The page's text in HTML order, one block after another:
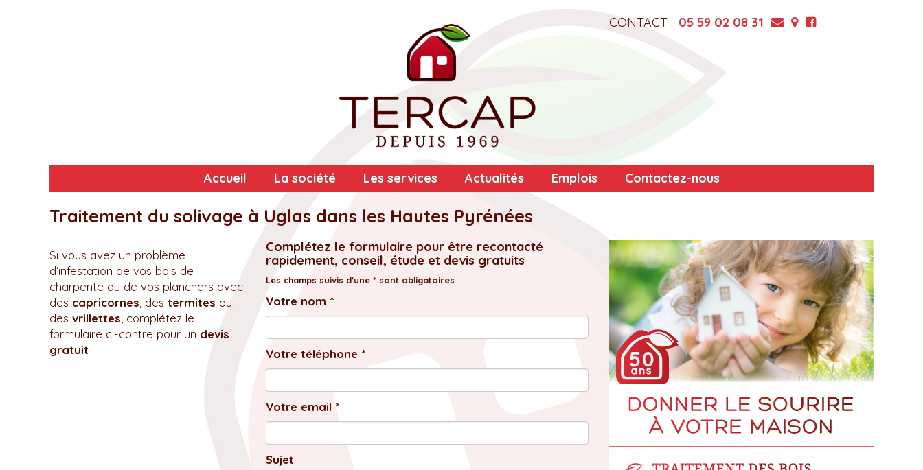
CONTACT : 05 59 02 08 31
Accueil La société Les services Actualités Emplois Contactez-nous
Traitement du solivage à Uglas dans les Hautes Pyrénées
Si vous avez un problème
d’infestation de vos bois de
charpente ou de vos planchers avec
des capricornes , des termites ou
des vrillettes , complétez le
formulaire ci-contre pour un devis
gratuit
Complétez le formulaire pour être recontacté
rapidement, conseil, étude et devis gratuits
Les champs suivis d'une * sont obligatoires
Votre nom *
Votre téléphone *
Votre email *
Sujet